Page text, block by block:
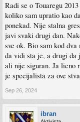
Radi se o Touaregu
koliko sam upratio kao
ponekad. Nije stalna
javi svaki drugi dan.
sve ok. Bio sam kod
da vidi sta je, a drugi da
ali nije siguran. Ja licno
je specijalista za ove
Sep 26, 2024
ibran